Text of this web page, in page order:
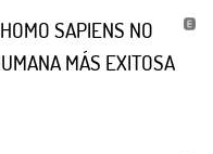
SAPIENS NO
MÁS EXITOSA